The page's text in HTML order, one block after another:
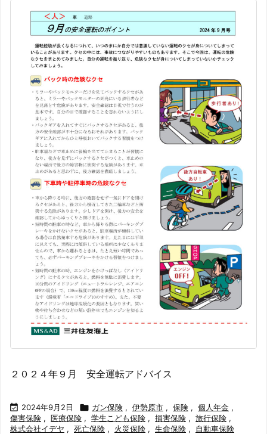
２０２４年９月 安全運転アドバイス
 2024年9月2日  ガン保険 , 伊勢原市 , 保険 , 個人年金 ,
傷害保険 , 医療保険 , 学生こども保険 , 損害保険 , 旅行保険 ,
株式会社イデヤ , 死亡保険 , 火災保険 , 生命保険 , 自動車保険